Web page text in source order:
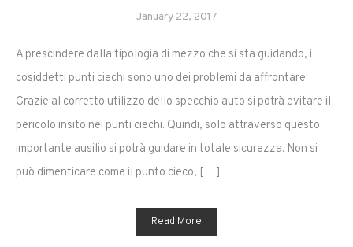
January 22, 2017
A prescindere dalla tipologia di mezzo che si sta guidando, i
cosiddetti punti ciechi sono uno dei problemi da affrontare.
Grazie al corretto utilizzo dello specchio auto si potrà evitare il
pericolo insito nei punti ciechi. Quindi, solo attraverso questo
importante ausilio si potrà guidare in totale sicurezza. Non si
può dimenticare come il punto cieco, […]
Read More